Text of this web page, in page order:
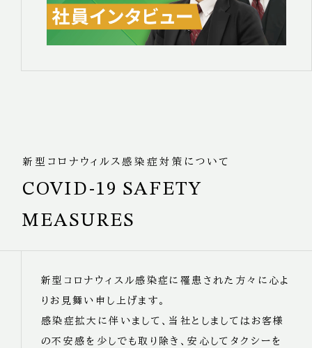
新型コロナウィルス感染症対策について
COVID-19 SAFETY
MEASURES
新型コロナウィスル感染症に罹患された方々に心よ
りお見舞い申し上げます。
感染症拡大に伴いまして、当社としましてはお客様
の不安感を少しでも取り除き、安心してタクシーを